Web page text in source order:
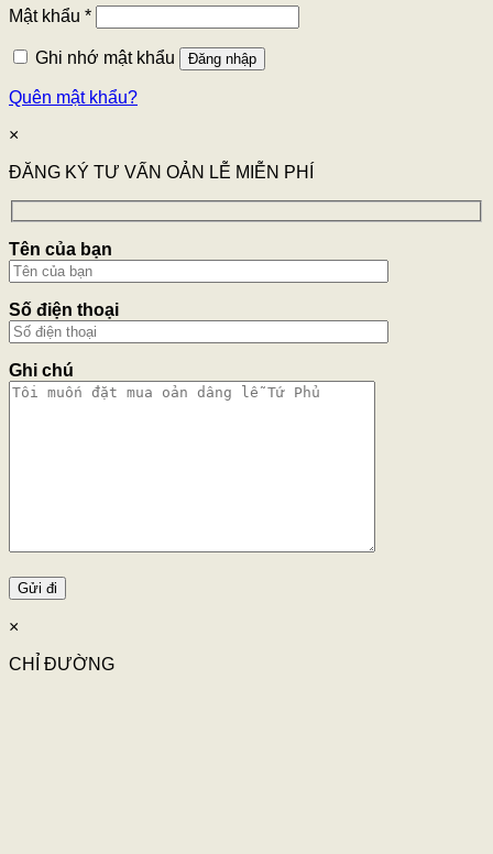
Mật khẩu *
Ghi nhớ mật khẩu Đăng nhập
Quên mật khẩu?
×
ĐĂNG KÝ TƯ VẤN OẢN LỄ MIỄN PHÍ
Tên của bạn
Số điện thoại
Ghi chú
×
CHỈ ĐƯỜNG